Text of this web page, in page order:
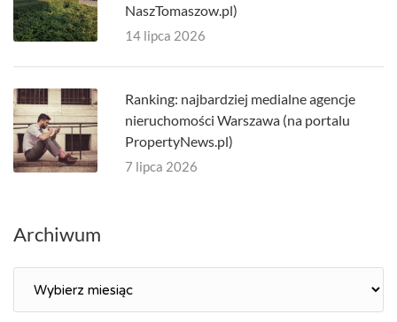
NaszTomaszow.pl)
14 lipca 2026
Ranking: najbardziej medialne agencje
nieruchomości Warszawa (na portalu
PropertyNews.pl)
7 lipca 2026
Archiwum